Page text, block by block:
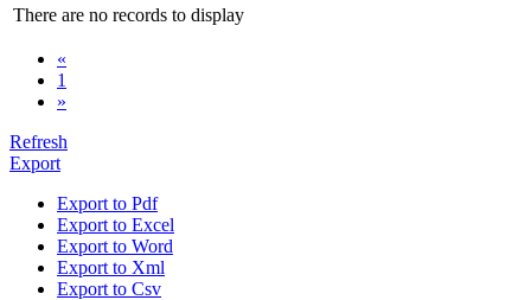
There are no records to display
«
1
»
Refresh
Export
Export to Pdf
Export to Excel
Export to Word
Export to Xml
Export to Csv